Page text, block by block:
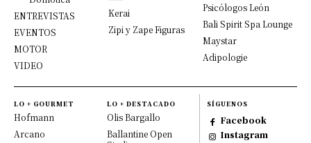
ENTREVISTAS
EVENTOS
MOTOR
VIDEO
Kerai
Zipi y Zape Figuras
Psicólogos León
Bali Spirit Spa Lounge
Maystar
Adipologie
LO + GOURMET
Hofmann
Arcano
LO + DESTACADO
Olis Bargallo
Ballantine Open
SÍGUENOS
Facebook
Instagram